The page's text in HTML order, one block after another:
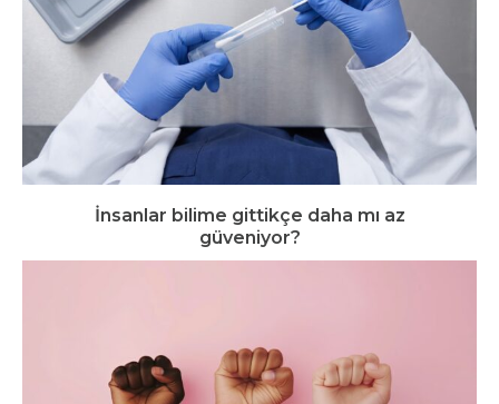
İnsanlar bilime gittikçe daha mı az
güveniyor?